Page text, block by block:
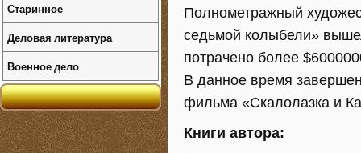
Полнометражный
седьмой колыбели»
потрачено более
В данное время
фильма «Скалолазка и
Книги автора:
Старинное
Деловая литература
Военное дело